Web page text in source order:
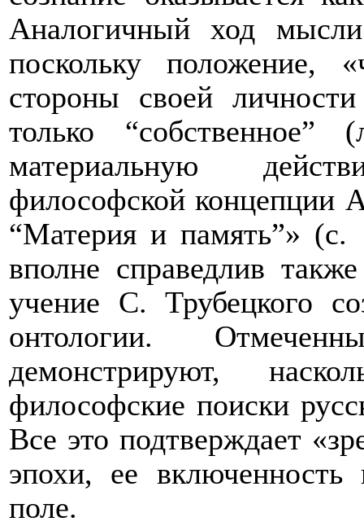
Аналогичный ход
поскольку положение,
стороны своей
только
материальную
философской концепции
“Материя и память”»
вполне справедлив
учение С. Трубецкого
онтологии.
демонстрируют,
философские поиски
Все это подтверждает
эпохи, ее включенность
поле.